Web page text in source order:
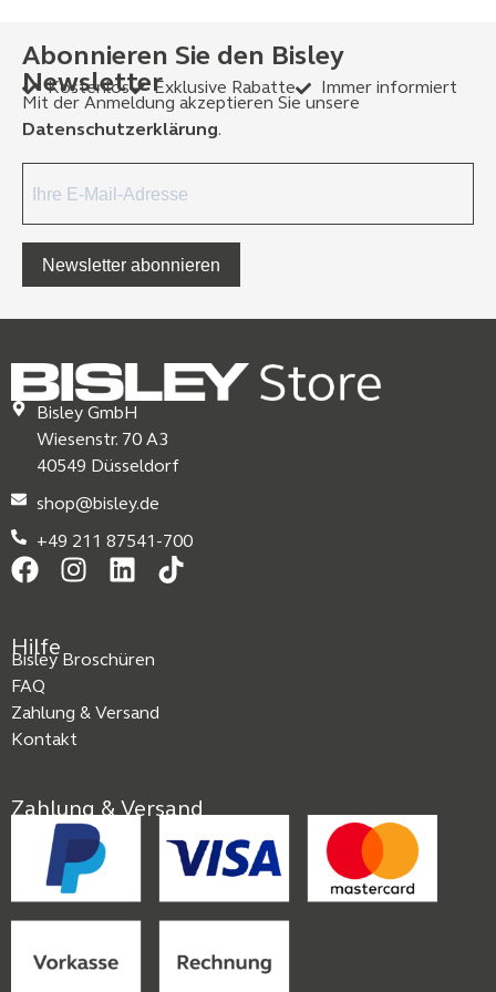
Abonnieren Sie den Bisley
Newsletter
Kostenlos Exklusive Rabatte
Immer informiert
Mit der Anmeldung akzeptieren Sie unsere
Datenschutzerklärung.
Newsletter abonnieren
Bisley GmbH
Wiesenstr. 70 A3
40549 Düsseldorf
shop@bisley.de
+49 211 87541-700
Hilfe
Bisley Broschüren
FAQ
Zahlung & Versand
Kontakt
Zahlung & Versand